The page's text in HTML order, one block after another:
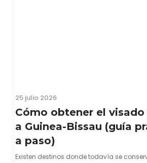
25 julio 2026
Cómo obtener el
a Guinea-Bissau (guía
a paso)
Existen destinos donde todavía se